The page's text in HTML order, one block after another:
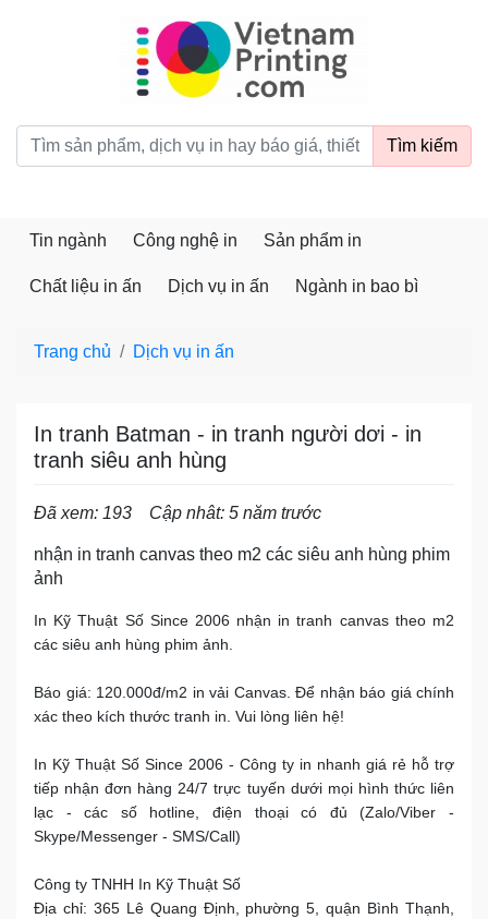
vietnamprinting.com
Tìm kiếm
Tin ngành Công nghệ in Sản phẩm in
Chất liệu in ấn Dịch vụ in ấn Ngành in bao bì
Trang chủ Dịch vụ in ấn
In tranh Batman - in tranh người dơi - in
tranh siêu anh hùng
Đã xem: 193 Cập nhât: 5 năm trước
nhận in tranh canvas theo m2 các siêu anh hùng phim
ảnh
In Kỹ Thuật Số Since 2006 nhận in tranh canvas theo m2
các siêu anh hùng phim ảnh.
Báo giá: 120.000đ/m2 in vải Canvas. Để nhận báo giá chính
xác theo kích thước tranh in. Vui lòng liên hệ!
In Kỹ Thuật Số Since 2006 - Công ty in nhanh giá rẻ hỗ trợ
tiếp nhận đơn hàng 24/7 trực tuyến dưới mọi hình thức liên
lạc - các số hotline, điện thoại có đủ (Zalo/Viber -
Skype/Messenger - SMS/Call)
Công ty TNHH In Kỹ Thuật Số
Địa chỉ: 365 Lê Quang Định, phường 5, quận Bình Thạnh,